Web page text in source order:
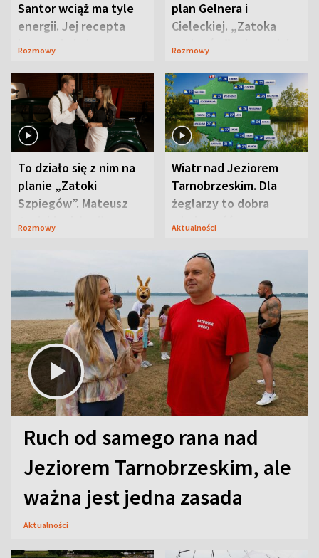
Santor wciąż ma tyle
energii. Jej recepta
jest zaskakująco
Rozmowy
plan Gelnera i
Cieleckiej. „Zatoka
szpiegów” od razu ich
Rozmowy
To działo się z nim na
planie „Zatoki
Szpiegów”. Mateusz
Janicki odsłonił
Rozmowy
Wiatr nad Jeziorem
Tarnobrzeskim. Dla
żeglarzy to dobra
wiadomość
Aktualności
Ruch od samego rana nad
Jeziorem Tarnobrzeskim, ale
ważna jest jedna zasada
Aktualności